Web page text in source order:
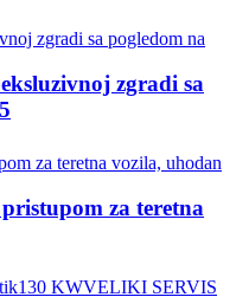
zgradi sa
za teretna